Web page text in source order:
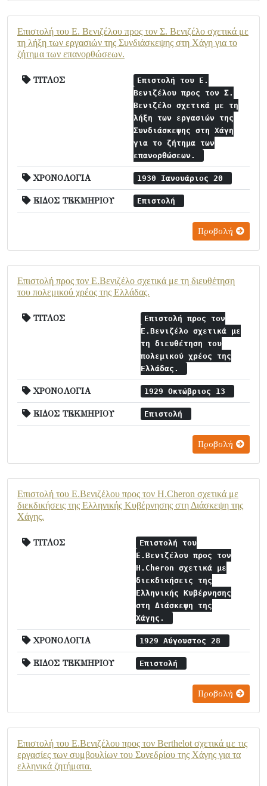
Επιστολή του Ε. Βενιζέλου προς τον Σ. Βενιζέλο σχετικά με
τη λήξη των εργασιών της Συνδιάσκεψης στη Χάγη για το
ζήτημα των επανορθώσεων.
ΤΙΤΛΟΣ
Επιστολή του Ε.
Βενιζέλου προς τον Σ.
Βενιζέλο σχετικά με τη
λήξη των εργασιών της
Συνδιάσκεψης στη Χάγη
για το ζήτημα των
επανορθώσεων.
ΧΡΟΝΟΛΟΓΙΑ 1930 Ιανουάριος 20
ΕΙΔΟΣ ΤΕΚΜΗΡΙΟΥ Επιστολή
Προβολή
Επιστολή προς τον Ε.Βενιζέλο σχετικά με τη διευθέτηση
του πολεμικού χρέος της Ελλάδας.
ΤΙΤΛΟΣ
Επιστολή προς τον
Ε.Βενιζέλο σχετικά με
τη διευθέτηση του
πολεμικού χρέος της
Ελλάδας.
ΧΡΟΝΟΛΟΓΙΑ 1929 Οκτώβριος 13
ΕΙΔΟΣ ΤΕΚΜΗΡΙΟΥ Επιστολή
Προβολή
Επιστολή του Ε.Βενιζέλου προς τον H.Cheron σχετικά με
διεκδικήσεις της Ελληνικής Κυβέρνησης στη Διάσκεψη της
Χάγης.
ΤΙΤΛΟΣ
Επιστολή του
Ε.Βενιζέλου προς τον
H.Cheron σχετικά με
διεκδικήσεις της
Ελληνικής Κυβέρνησης
στη Διάσκεψη της
Χάγης.
ΧΡΟΝΟΛΟΓΙΑ 1929 Αύγουστος 28
ΕΙΔΟΣ ΤΕΚΜΗΡΙΟΥ Επιστολή
Προβολή
Επιστολή του Ε.Βενιζέλου προς τον Berthelot σχετικά με τις
εργασίες των συμβουλίων του Συνεδρίου της Χάγης για τα
ελληνικά ζητήματα.